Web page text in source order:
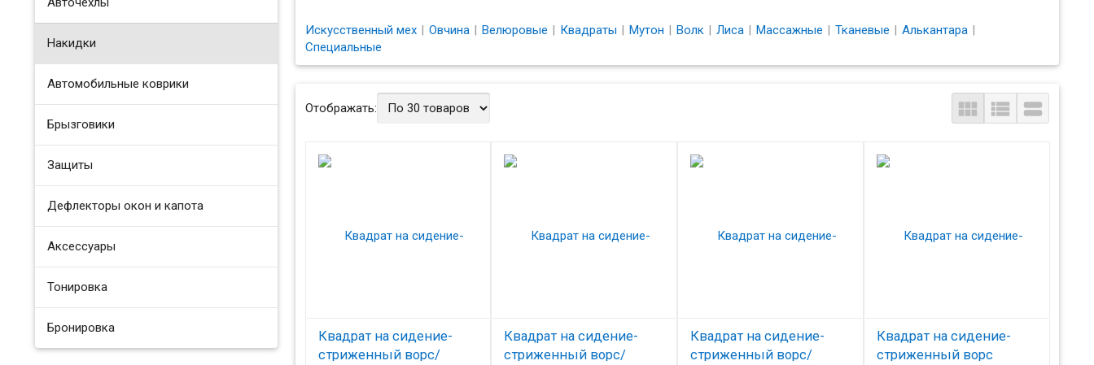
Накидки
Автомобильные коврики
Брызговики
Защиты
Дефлекторы окон и капота
Аксессуары
Тонировка
Бронировка
Искусственный мех Овчина Велюровые Квадраты Мутон Волк Лиса Массажные Тканевые
Алькантара
Специальные
Отображать:   
Квадрат на сидение-
стриженный ворс/
Квадрат на сидение-
стриженный ворс/
Квадрат на сидение-
стриженный ворс/
Квадрат на сидение-
стриженный ворс